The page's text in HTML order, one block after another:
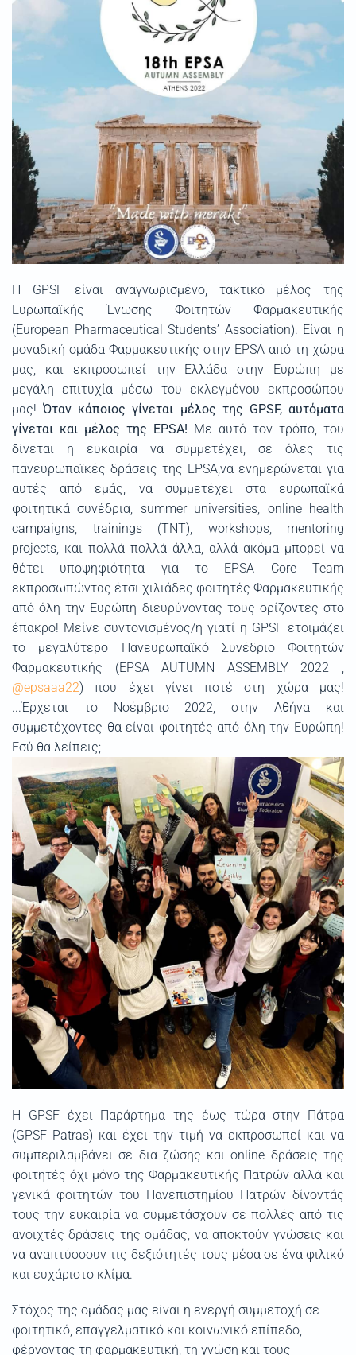
Η GPSF είναι αναγνωρισμένο, τακτικό μέλος της
Ευρωπαϊκής Ένωσης Φοιτητών Φαρμακευτικής
(European Pharmaceutical Students’ Association). Είναι η
μοναδική ομάδα Φαρμακευτικής στην EPSA από τη χώρα
μας, και εκπροσωπεί την Ελλάδα στην Ευρώπη με
μεγάλη επιτυχία μέσω του εκλεγμένου εκπροσώπου
μας!Όταν κάποιος γίνεται μέλος της GPSF, αυτόματα
γίνεται και μέλος της EPSA! Με αυτό τον τρόπο, του
δίνεται η ευκαιρία να συμμετέχει, σε όλες τις
πανευρωπαϊκές δράσεις της EPSA,να ενημερώνεται για
αυτές από εμάς, να συμμετέχει στα ευρωπαϊκά
φοιτητικά συνέδρια, summer universities, online health
campaigns, trainings (TNT), workshops, mentoring
projects, και πολλά πολλά άλλα, αλλά ακόμα μπορεί να
θέτει υποψηφιότητα για το EPSA Core Team
εκπροσωπώντας έτσι χιλιάδες φοιτητές Φαρμακευτικής
από όλη την Ευρώπη διευρύνοντας τους ορίζοντες στο
έπακρο! Μείνε συντονισμένος/η γιατί η GPSF ετοιμάζει
το μεγαλύτερο Πανευρωπαϊκό Συνέδριο Φοιτητών
Φαρμακευτικής (EPSA AUTUMN ASSEMBLY 2022 ,
@epsaaa22) που έχει γίνει ποτέ στη χώρα μας!
...Έρχεται το Νοέμβριο 2022, στην Αθήνα και
συμμετέχοντες θα είναι φοιτητές από όλη την Ευρώπη!
Εσύ θα λείπεις;
Η GPSF έχει Παράρτημα της έως τώρα στην Πάτρα
(GPSF Patras) και έχει την τιμή να εκπροσωπεί και να
συμπεριλαμβάνει σε δια ζώσης και online δράσεις της
φοιτητές όχι μόνο της Φαρμακευτικής Πατρών αλλά και
γενικά φοιτητών του Πανεπιστημίου Πατρών δίνοντάς
τους την ευκαιρία να συμμετάσχουν σε πολλές από τις
ανοιχτές δράσεις της ομάδας, να αποκτούν γνώσεις και
να αναπτύσσουν τις δεξιότητές τους μέσα σε ένα φιλικό
και ευχάριστο κλίμα.
Στόχος της ομάδας μας είναι η ενεργή συμμετοχή σε
φοιτητικό, επαγγελματικό και κοινωνικό επίπεδο,
φέρνοντας τη φαρμακευτική, τη γνώση και τους